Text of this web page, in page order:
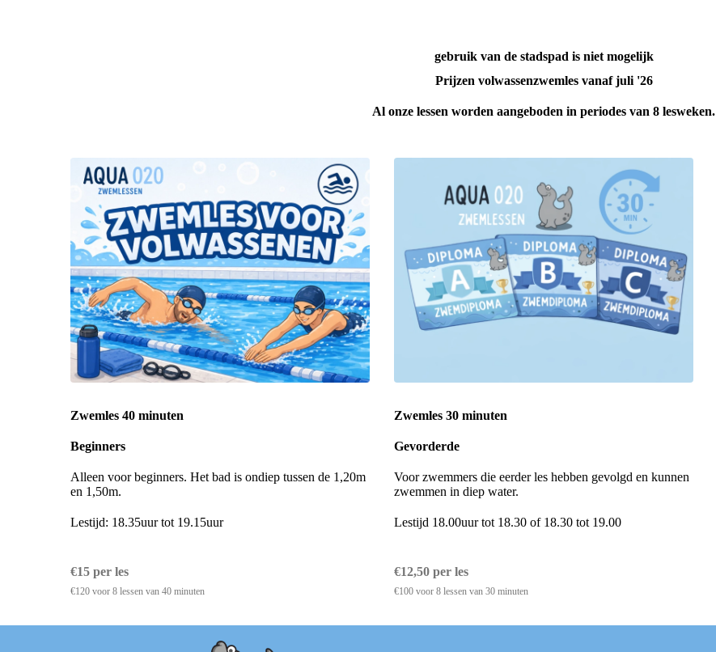
gebruik van de stadspad is niet mogelijk
Prijzen volwassenzwemles vanaf juli '26
Al onze lessen worden aangeboden in periodes van 8 lesweken.
Zwemles 40 minuten
Beginners
Alleen voor beginners. Het bad is ondiep tussen de 1,20m
en 1,50m.
Lestijd: 18.35uur tot 19.15uur
€15 per les
€120 voor 8 lessen van 40 minuten
Zwemles 30 minuten
Gevorderde
Voor zwemmers die eerder les hebben gevolgd en kunnen
zwemmen in diep water.
Lestijd 18.00uur tot 18.30 of 18.30 tot 19.00
€12,50 per les
€100 voor 8 lessen van 30 minuten